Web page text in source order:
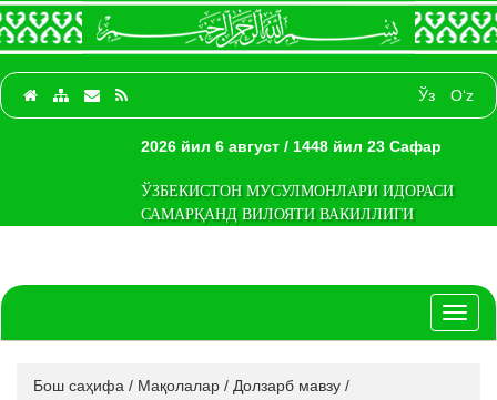
Ўз O‘z
2026 йил 6 август / 1448 йил 23 Сафар
ЎЗБЕКИСТОН МУСУЛМОНЛАРИ ИДОРАСИ
САМАРҚАНД ВИЛОЯТИ ВАКИЛЛИГИ
Бош саҳифа / Мақолалар / Долзарб мавзу /